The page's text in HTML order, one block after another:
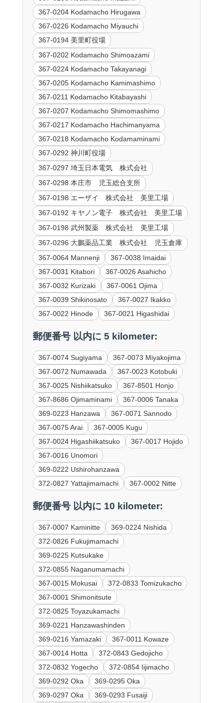
367-0204 Kodamacho Hirugawa
367-0226 Kodamacho Miyauchi
367-0194 美里町役場
367-0202 Kodamacho Shimoazami
367-0224 Kodamacho Takayanagi
367-0205 Kodamacho Kamimashimo
367-0211 Kodamacho Kitabayashi
367-0207 Kodamacho Shimomashimo
367-0217 Kodamacho Hachimanyama
367-0218 Kodamacho Kodamaminami
367-0292 神川町役場
367-0297 埼玉日本電気 株式会社
367-0298 本庄市 児玉総合支所
367-0198 エーザイ 株式会社 美里工場
367-0192 キヤノン電子 株式会社 美里工場
367-0198 武州製薬 株式会社 美里工場
367-0296 大鵬薬品工業 株式会社 児玉倉庫
367-0064 Mannenji
367-0038 Imaidai
367-0031 Kitabori
367-0026 Asahicho
367-0032 Kurizaki
367-0061 Ojima
367-0039 Shikinosato
367-0027 Ikakko
367-0022 Hinode
367-0021 Higashidai
郵便番号 以内に 5 kilometer:
367-0074 Sugiyama
367-0073 Miyakojima
367-0072 Numawada
367-0023 Kotobuki
367-0025 Nishiikatsuko
367-8501 Honjo
367-8686 Ojimaminami
367-0006 Tanaka
369-0223 Hanzawa
367-0071 Sannodo
367-0075 Arai
367-0005 Kugu
367-0024 Higashiikatsuko
367-0017 Hojido
367-0016 Unomori
369-0222 Ushirohanzawa
372-0827 Yattajimamachi
367-0002 Nitte
郵便番号 以内に 10 kilometer:
367-0007 Kaminitte
369-0224 Nishida
372-0826 Fukujimamachi
369-0225 Kutsukake
372-0855 Naganumamachi
367-0015 Mokusai
372-0833 Tomizukacho
367-0001 Shimonitsute
372-0825 Toyazukamachi
369-0221 Hanzawashinden
369-0216 Yamazaki
367-0011 Kowaze
367-0014 Hotta
372-0843 Gedojicho
372-0832 Yogecho
372-0854 Iijimacho
369-0292 Oka
369-0295 Oka
369-0297 Oka
369-0293 Fusaiji